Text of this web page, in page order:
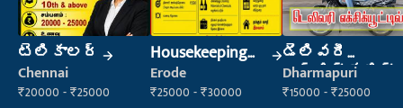
టెలికాలర్
Chennai
₹20000 - ₹25000
Housekeeping
Staff
(Housekeeping)
Erode
₹25000 - ₹30000
డెలివరీ
ఎగ్జిక్యూటివ్
Dharmapuri
₹15000 - ₹25000